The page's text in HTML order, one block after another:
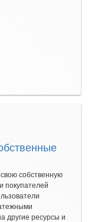
собственную
покупателей
другие ресурсы и